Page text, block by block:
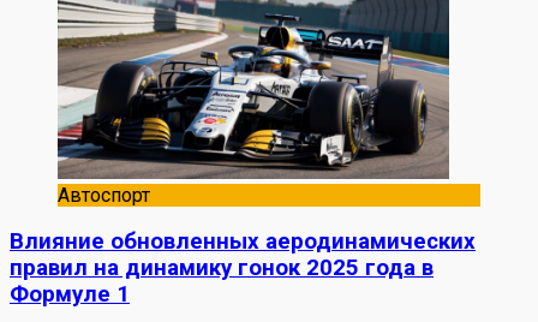
Автоспорт
Влияние обновленных аеродинамических
правил на динамику гонок 2025 года в
Формуле 1